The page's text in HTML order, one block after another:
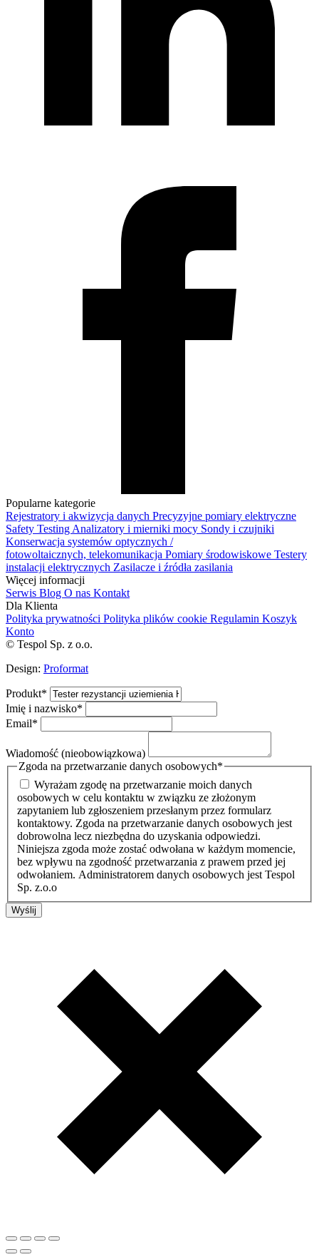
Popularne kategorie
Rejestratory i akwizycja danych Precyzyjne pomiary elektryczne
Safety Testing Analizatory i mierniki mocy Sondy i czujniki
Konserwacja systemów optycznych /
fotowoltaicznych, telekomunikacja Pomiary środowiskowe Testery
instalacji elektrycznych Zasilacze i źródła zasilania
Więcej informacji
Serwis Blog O nas Kontakt
Dla Klienta
Polityka prywatności Polityka plików cookie Regulamin Koszyk
Konto
© Tespol Sp. z o.o.
Design: Proformat
Produkt*
Imię i nazwisko*
Email*
Wiadomość (nieobowiązkowa)
Zgoda na przetwarzanie danych osobowych*
Wyrażam zgodę na przetwarzanie moich danych
osobowych w celu kontaktu w związku ze złożonym
zapytaniem lub zgłoszeniem przesłanym przez formularz
kontaktowy. Zgoda na przetwarzanie danych osobowych jest
dobrowolna lecz niezbędna do uzyskania odpowiedzi.
Niniejsza zgoda może zostać odwołana w każdym momencie,
bez wpływu na zgodność przetwarzania z prawem przed jej
odwołaniem. Administratorem danych osobowych jest Tespol
Sp. z.o.o
Wyślij